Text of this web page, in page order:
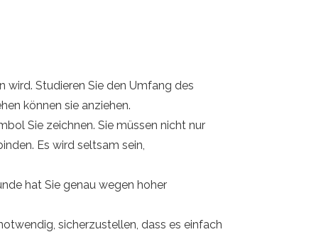
wird. Studieren Sie den Umfang des
können sie anziehen.
Sie zeichnen. Sie müssen nicht nur
Es wird seltsam sein,
hat Sie genau wegen hoher
sicherzustellen, dass es einfach